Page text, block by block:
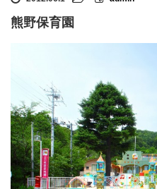
熊野保育園